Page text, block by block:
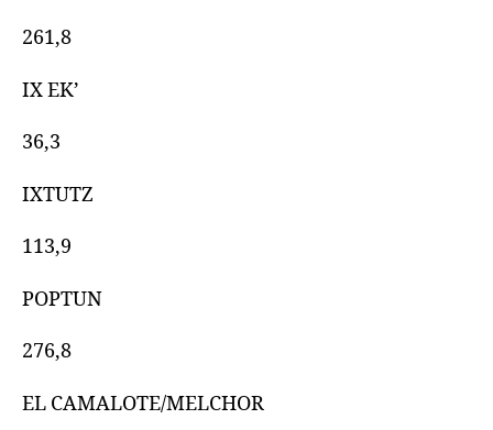
261,8
IX EK’
36,3
IXTUTZ
113,9
POPTUN
276,8
EL CAMALOTE/MELCHOR